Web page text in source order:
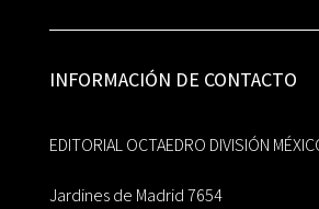
INFORMACIÓN DE CONTACTO
EDITORIAL OCTAEDRO DIVISIÓN
Jardines de Madrid 7654